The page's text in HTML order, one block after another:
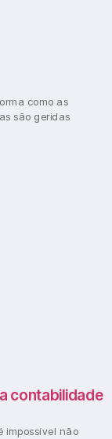
como as
são geridas
contabilidade
impossível não